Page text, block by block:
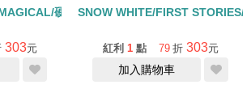
硬頁拉拉書
303元
SNOW WHITE/FIRST STORIES/
紅利 1 點 79 折 303元
加入購物車